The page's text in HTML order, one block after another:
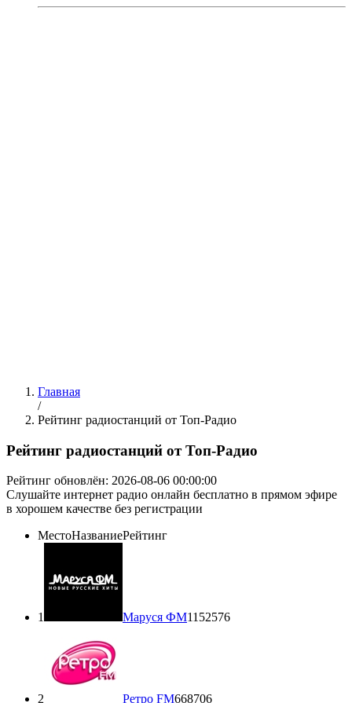
Главная
/
Рейтинг радиостанций от Топ-Радио
Рейтинг радиостанций от Топ-Радио
Рейтинг обновлён: 2026-08-06 00:00:00
Cлушайте интернет радио онлайн бесплатно в прямом эфире
в хорошем качестве без регистрации
МестоНазваниеРейтинг
1 Маруся ФМ1152576
2 Ретро FM668706